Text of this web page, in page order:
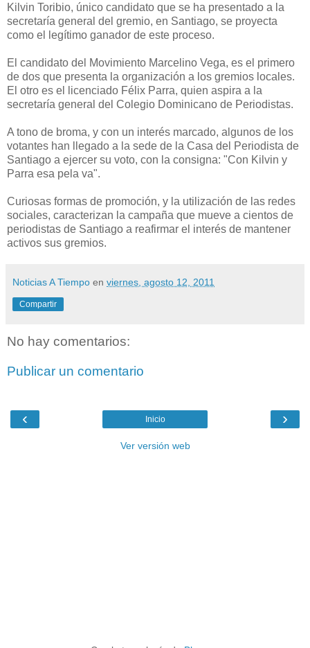
Kilvin Toribio, único candidato que se ha presentado a la
secretaría general del gremio, en Santiago, se proyecta
como el legítimo ganador de este proceso.
El candidato del Movimiento Marcelino Vega, es el primero
de dos que presenta la organización a los gremios locales.
El otro es el licenciado Félix Parra, quien aspira a la
secretaría general del Colegio Dominicano de Periodistas.
A tono de broma, y con un interés marcado, algunos de los
votantes han llegado a la sede de la Casa del Periodista de
Santiago a ejercer su voto, con la consigna: "Con Kilvin y
Parra esa pela va".
Curiosas formas de promoción, y la utilización de las redes
sociales, caracterizan la campaña que mueve a cientos de
periodistas de Santiago a reafirmar el interés de mantener
activos sus gremios.
Noticias A Tiempo en viernes, agosto 12, 2011
Compartir
No hay comentarios:
Publicar un comentario
‹ ›
Inicio
Ver versión web